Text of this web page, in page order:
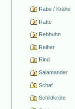
Rabe / Krähe
Ratte
Rebhuhn
Reiher
Rind
Salamander
Schaf
Schildkröte